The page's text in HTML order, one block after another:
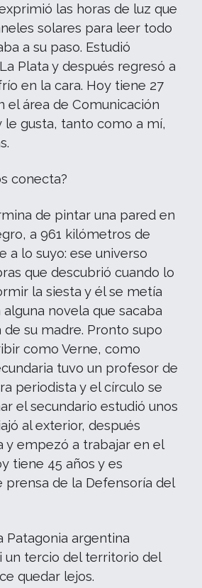
las horas de luz que
solares para leer todo
a su paso. Estudió
Plata y después regresó a
en la cara. Hoy tiene 27
el área de Comunicación
le gusta, tanto como a mí,
conecta?
de pintar una pared en
a 961 kilómetros de
a lo suyo: ese universo
que descubrió cuando lo
la siesta y él se metía
novela que sacaba
su madre. Pronto supo
como Verne, como
tuvo un profesor de
periodista y el círculo se
el secundario estudió unos
al exterior, después
y empezó a trabajar en el
tiene 45 años y es
prensa de la Defensoría del
Patagonia argentina
un tercio del territorio del
quedar lejos.